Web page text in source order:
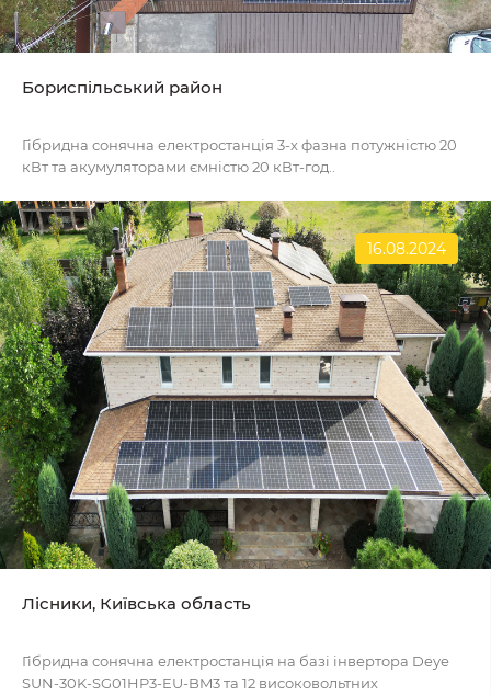
Бориспільський район
Гібридна сонячна електростанція 3-х фазна потужністю 20
кВт та акумуляторами ємністю 20 кВт-год..
16.08.2024
Лісники, Київська область
Гібридна сонячна електростанція на базі інвертора Deye
SUN-30K-SG01HP3-EU-BM3 та 12 високовольтних